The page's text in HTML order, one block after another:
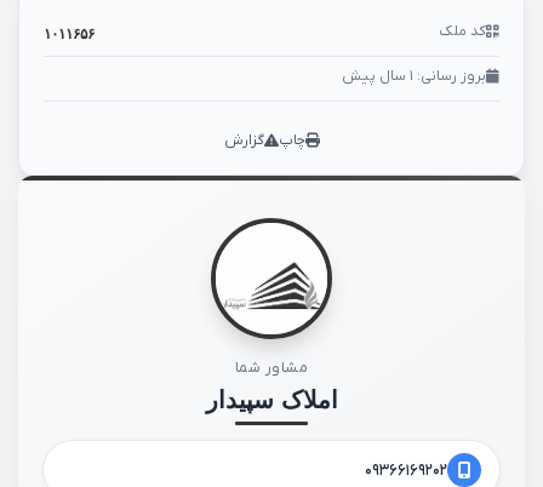
کد ملک ۱۰۱۱۶۵۶
بروز رسانی: ۱ سال پیش
چاپ گزارش
مشاور شما
املاک سپیدار
۰۹۳۶۶۱۶۹۲۰۲